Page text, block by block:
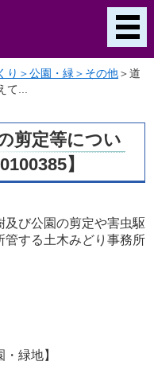
り＞公園・緑＞その他 ＞ 道
て...
剪定等につい
】
び公園の剪定や害虫駆
管する土木みどり事務所
緑地】